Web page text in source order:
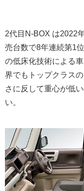
2代目N-BOX は2022
売台数で8年連続第1
の低床化技術による
界でもトップクラス
さに反して重心が低
い。